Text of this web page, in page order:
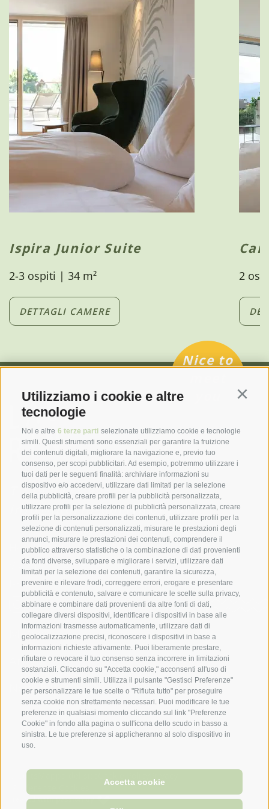
Utilizziamo i cookie e altre
tecnologie
Noi e altre 6 terze parti selezionate utilizziamo cookie e tecnologie
simili. Questi strumenti sono essenziali per garantire la fruizione
dei contenuti digitali, migliorare la navigazione e, previo tuo
consenso, per scopi pubblicitari. Ad esempio, potremmo utilizzare i
tuoi dati per le seguenti finalità: archiviare informazioni su
dispositivo e/o accedervi, utilizzare dati limitati per la selezione
della pubblicità, creare profili per la pubblicità personalizzata,
utilizzare profili per la selezione di pubblicità personalizzata, creare
profili per la personalizzazione dei contenuti, utilizzare profili per la
selezione di contenuti personalizzati, misurare le prestazioni degli
annunci, misurare le prestazioni dei contenuti, comprendere il
pubblico attraverso statistiche o la combinazione di dati provenienti
da fonti diverse, sviluppare e migliorare i servizi, utilizzare dati
limitati per la selezione dei contenuti, garantire la sicurezza,
prevenire e rilevare frodi, correggere errori, erogare e presentare
pubblicità e contenuto, salvare e comunicare le scelte sulla privacy,
abbinare e combinare dati provenienti da altre fonti di dati,
collegare diversi dispositivi, identificare i dispositivi in base alle
informazioni trasmesse automaticamente, utilizzare dati di
geolocalizzazione precisi, riconoscere i dispositivi in base a
informazioni richieste attivamente. Puoi liberamente prestare,
rifiutare o revocare il tuo consenso senza incorrere in limitazioni
sostanziali. Cliccando su "Accetta cookie," acconsenti all'uso di
cookie e strumenti simili. Utilizza il pulsante "Gestisci Preferenze"
per personalizzare le tue scelte o "Rifiuta tutto" per proseguire
senza cookie non strettamente necessari. Puoi modificare le tue
preferenze in qualsiasi momento cliccando sul link "Preferenze
Cookie" in fondo alla pagina o sull'icona dello scudo in basso a
sinistra. Le tue preferenze si applicheranno al solo dispositivo in
uso.
Accetta cookie
T +39 0473 923 363
info@laurin-dorftirol.com
NewsletterMeteoArrivo
Ispira Junior Suite
2-3 ospiti | 34 m²
DETTAGLI CAMERE
2
Nice to
+39 0473 923 363
info@laurin-dorftirol.com
Hotel Laurin | Famiglia Illmer
Via Principale 35
I-39019 Tirolo presso Merano (BZ)
Meteo
Arrivo
Newsletter
Credits
created with passion by